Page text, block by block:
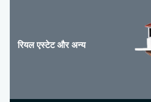
रियल एस्टेट और अन्य